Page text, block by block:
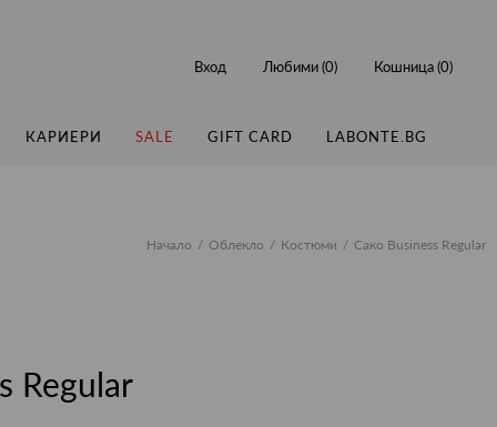
КАРИЕРИ SALE GIFT CARD LABONTE.BG
Вход Любими (0) Кошница (0)
Начало Облекло Костюми Сако Business Regular
Regular